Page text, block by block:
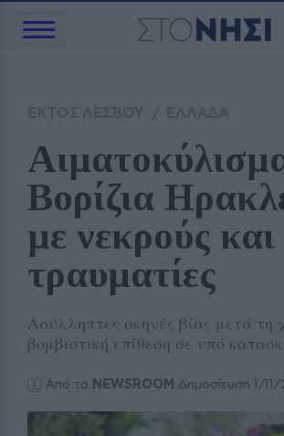
Βορίζια
με νεκρούς και
τραυματίες
Ασύλληπτες σκηνές βίας μετά τη
βομβιστική επίθεση σε υπό
Από το NEWSROOM Δημοσίευση 1/